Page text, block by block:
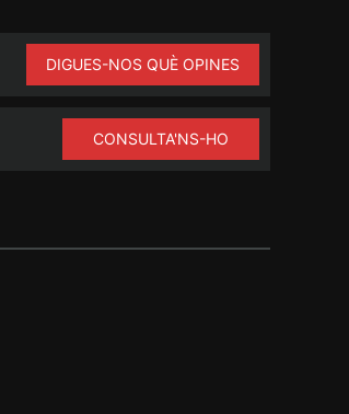
DIGUES-NOS QUÈ OPINES
CONSULTA'NS-HO